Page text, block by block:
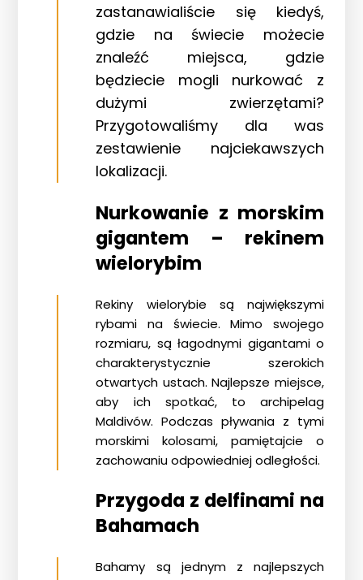
zastanawialiście się kiedyś,
gdzie na świecie możecie
znaleźć miejsca, gdzie
będziecie mogli nurkować z
dużymi zwierzętami?
Przygotowaliśmy dla was
zestawienie najciekawszych
lokalizacji.
Nurkowanie z morskim
gigantem – rekinem
wielorybim
Rekiny wielorybie są największymi
rybami na świecie. Mimo swojego
rozmiaru, są łagodnymi gigantami o
charakterystycznie szerokich
otwartych ustach. Najlepsze miejsce,
aby ich spotkać, to archipelag
Maldivów. Podczas pływania z tymi
morskimi kolosami, pamiętajcie o
zachowaniu odpowiedniej odległości.
Przygoda z delfinami na
Bahamach
Bahamy są jednym z najlepszych